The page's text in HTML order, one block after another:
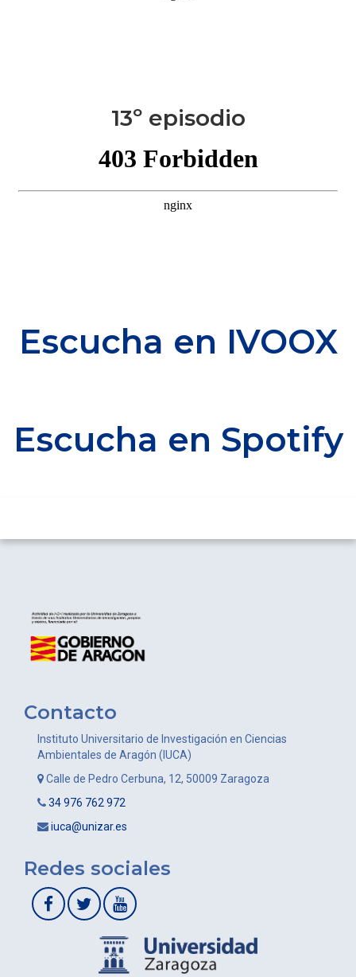
13º episodio
Escucha en IVOOX
Escucha en Spotify
Contacto
Instituto Universitario de Investigación en Ciencias
Ambientales de Aragón (IUCA)
Calle de Pedro Cerbuna, 12, 50009 Zaragoza
34 976 762 972
iuca@unizar.es
Redes sociales